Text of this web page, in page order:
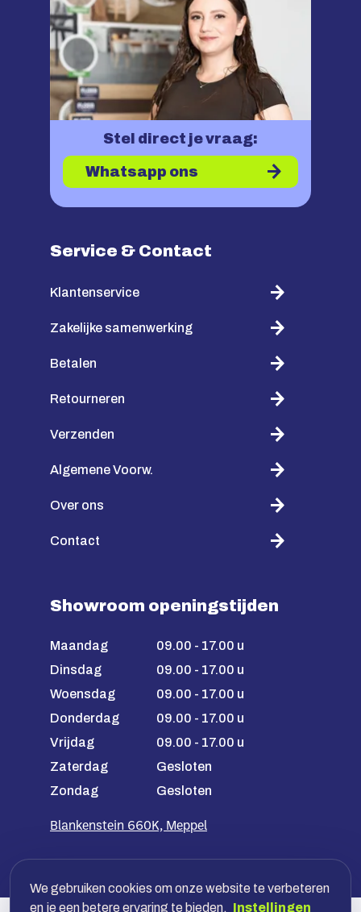
Stel direct je vraag:
Whatsapp ons
Service & Contact
Klantenservice
Zakelijke samenwerking
Betalen
Retourneren
Verzenden
Algemene Voorw.
Over ons
Contact
Showroom openingstijden
Maandag
09.00 - 17.00 u
Dinsdag
09.00 - 17.00 u
Woensdag
09.00 - 17.00 u
Donderdag
09.00 - 17.00 u
Vrijdag
09.00 - 17.00 u
Zaterdag
Gesloten
Zondag
Gesloten
Blankenstein 660K, Meppel
We gebruiken cookies om onze website te verbeteren
en je een betere ervaring te bieden. Instellingen